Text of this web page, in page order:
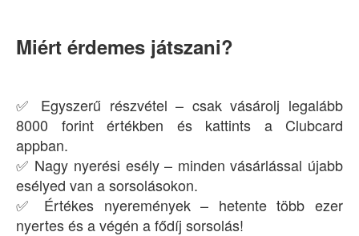
Miért érdemes játszani?
✅ Egyszerű részvétel – csak vásárolj legalább
8000 forint értékben és kattints a Clubcard
appban.
✅ Nagy nyerési esély – minden vásárlással újabb
esélyed van a sorsolásokon.
✅ Értékes nyeremények – hetente több ezer
nyertes és a végén a fődíj sorsolás!